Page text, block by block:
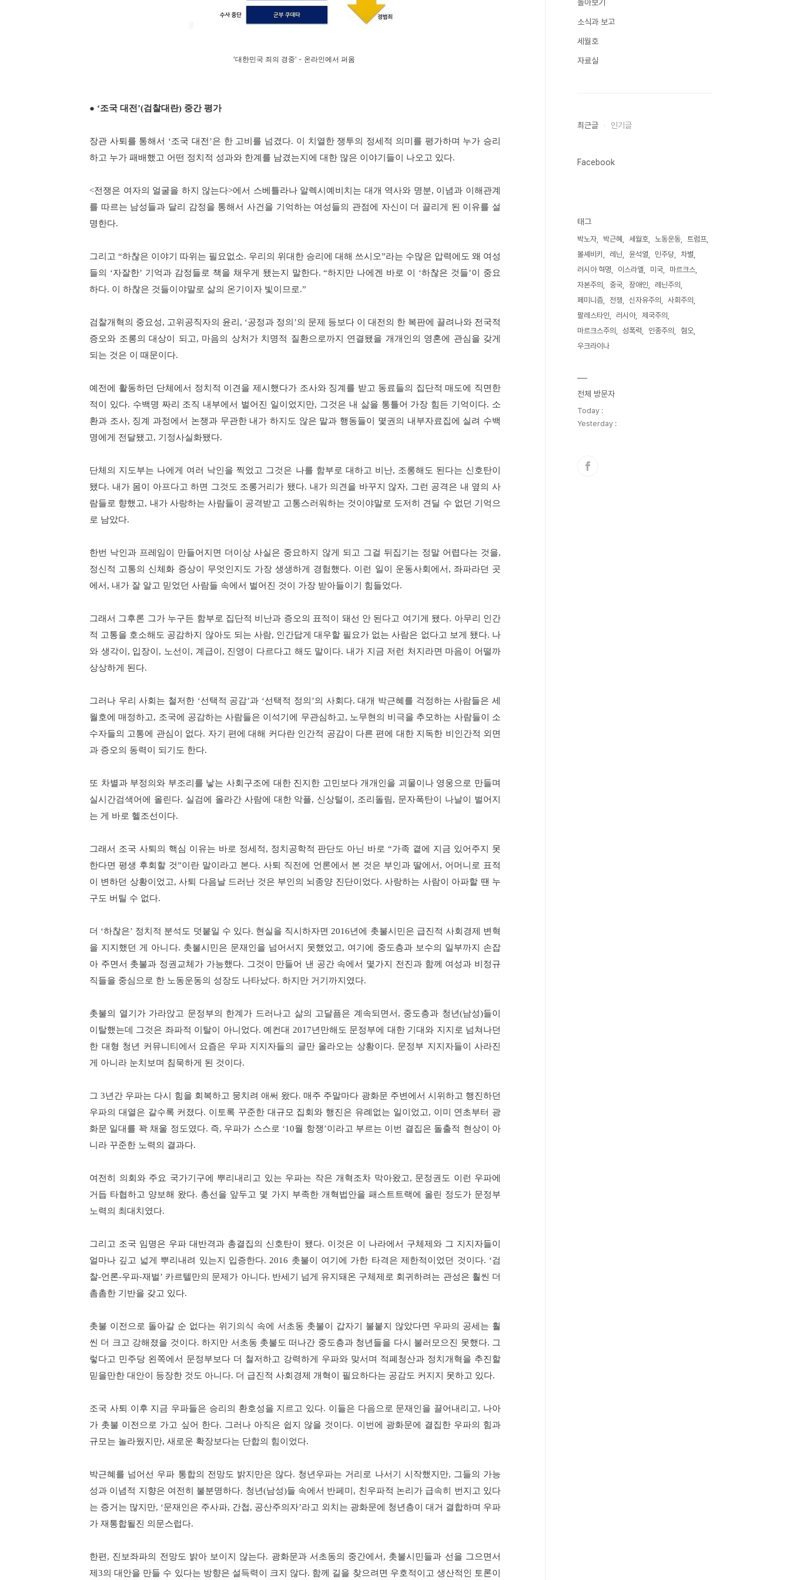
'대한민국 죄의 경중' - 온라인에서 퍼옴
● ‘조국 대전 ’(검찰대란) 중간 평가
장관 사퇴를 통해서 ‘조국 대전 ’은 한 고비를 넘겼다. 이 치열한 쟁투의 정세적 의미를 평가하며 누가 승리
하고 누가 패배했고 어떤 정치적 성과와 한계를 남겼는지에 대한 많은 이야기들이 나오고 있다.
<전쟁은 여자의 얼굴을 하지 않는다>에서 스베틀라나 알렉시예비치는 대개 역사와 명분, 이념과 이해관계
를 따르는 남성들과 달리 감정을 통해서 사건을 기억하는 여성들의 관점에 자신이 더 끌리게 된 이유를 설
명한다.
그리고 “하찮은 이야기 따위는 필요없소. 우리의 위대한 승리에 대해 쓰시오”라는 수많은 압력에도 왜 여성
들의 ‘자잘한’ 기억과 감정들로 책을 채우게 됐는지 말한다. “하지만 나에겐 바로 이 ‘하찮은 것들’이 중요
하다. 이 하찮은 것들이야말로 삶의 온기이자 빛이므로.”
검찰개혁의 중요성, 고위공직자의 윤리 , ‘공정과 정의 ’의 문제 등보다 이 대전의 한 복판에 끌려나와 전국적
증오와 조롱의 대상이 되고, 마음의 상처가 치명적 질환으로까지 연결됐을 개개인의 영혼에 관심을 갖게
되는 것은 이 때문이다.
예전에 활동하던 단체에서 정치적 이견을 제시했다가 조사와 징계를 받고 동료들의 집단적 매도에 직면한
적이 있다. 수백명 짜리 조직 내부에서 벌어진 일이었지만, 그것은 내 삶을 통틀어 가장 힘든 기억이다. 소
환과 조사, 징계 과정에서 논쟁과 무관한 내가 하지도 않은 말과 행동들이 몇권의 내부자료집에 실려 수백
명에게 전달됐고, 기정사실화됐다.
단체의 지도부는 나에게 여러 낙인을 찍었고 그것은 나를 함부로 대하고 비난, 조롱해도 된다는 신호탄이
됐다. 내가 몸이 아프다고 하면 그것도 조롱거리가 됐다. 내가 의견을 바꾸지 않자, 그런 공격은 내 옆의 사
람들로 향했고, 내가 사랑하는 사람들이 공격받고 고통스러워하는 것이야말로 도저히 견딜 수 없던 기억으
로 남았다.
한번 낙인과 프레임이 만들어지면 더이상 사실은 중요하지 않게 되고 그걸 뒤집기는 정말 어렵다는 것을,
정신적 고통의 신체화 증상이 무엇인지도 가장 생생하게 경험했다. 이런 일이 운동사회에서 , 좌파라던 곳
에서 , 내가 잘 알고 믿었던 사람들 속에서 벌어진 것이 가장 받아들이기 힘들었다.
그래서 그후론 그가 누구든 함부로 집단적 비난과 증오의 표적이 돼선 안 된다고 여기게 됐다. 아무리 인간
적 고통을 호소해도 공감하지 않아도 되는 사람, 인간답게 대우할 필요가 없는 사람은 없다고 보게 됐다. 나
와 생각이 , 입장이 , 노선이 , 계급이 , 진영이 다르다고 해도 말이다. 내가 지금 저런 처지라면 마음이 어떨까
상상하게 된다.
그러나 우리 사회는 철저한 ‘선택적 공감’과 ‘선택적 정의 ’의 사회다.대개 박근혜를 걱정하는 사람들은 세
월호에 매정하고, 조국에 공감하는 사람들은 이석기에 무관심하고, 노무현의 비극을 추모하는 사람들이 소
수자들의 고통에 관심이 없다. 자기 편에 대해 커다란 인간적 공감이 다른 편에 대한 지독한 비인간적 외면
과 증오의 동력이 되기도 한다.
또 차별과 부정의와 부조리를 낳는 사회구조에 대한 진지한 고민보다 개개인을 괴물이나 영웅으로 만들며
실시간검색어에 올린다. 실검에 올라간 사람에 대한 악플, 신상털이 , 조리돌림, 문자폭탄이 나날이 벌어지
는 게 바로 헬조선이다.
그래서 조국 사퇴의 핵심 이유는 바로 정세적, 정치공학적 판단도 아닌 바로“가족 곁에 지금 있어주지 못
한다면 평생 후회할 것”이란 말이라고 본다. 사퇴 직전에 언론에서 본 것은 부인과 딸에서 , 어머니로 표적
이 변하던 상황이었고,사퇴 다음날 드러난 것은 부인의 뇌종양 진단이었다.사랑하는 사람이 아파할 땐 누
구도 버틸 수 없다.
더 ‘하찮은’ 정치적 분석도 덧붙일 수 있다. 현실을 직시하자면 2016년에 촛불시민은 급진적 사회경제 변혁
을 지지했던 게 아니다. 촛불시민은 문재인을 넘어서지 못했었고, 여기에 중도층과 보수의 일부까지 손잡
아 주면서 촛불과 정권교체가 가능했다. 그것이 만들어 낸 공간 속에서 몇가지 전진과 함께 여성과 비정규
직들을 중심으로 한 노동운동의 성장도 나타났다. 하지만 거기까지였다.
촛불의 열기가 가라앉고 문정부의 한계가 드러나고 삶의 고달픔은 계속되면서 , 중도층과 청년(남성)들이
이탈했는데 그것은 좌파적 이탈이 아니었다. 예컨대 2017년만해도 문정부에 대한 기대와 지지로 넘쳐나던
한 대형 청년 커뮤니티에서 요즘은 우파 지지자들의 글만 올라오는 상황이다. 문정부 지지자들이 사라진
게 아니라 눈치보며 침묵하게 된 것이다.
그3년간 우파는 다시 힘을 회복하고 뭉치려 애써 왔다. 매주 주말마다 광화문 주변에서 시위하고 행진하던
우파의 대열은 갈수록 커졌다. 이토록 꾸준한 대규모 집회와 행진은 유례없는 일이었고, 이미 연초부터 광
화문 일대를 꽉 채울 정도였다. 즉, 우파가 스스로 ‘10월 항쟁’이라고 부르는 이번 결집은 돌출적 현상이 아
니라 꾸준한 노력의 결과다.
여전히 의회와 주요 국가기구에 뿌리내리고 있는 우파는 작은 개혁조차 막아왔고, 문정권도 이런 우파에
거듭 타협하고 양보해 왔다. 총선을 앞두고 몇 가지 부족한 개혁법안을 패스트트랙에 올린 정도가 문정부
노력의 최대치였다.
그리고 조국 임명은 우파 대반격과 총결집의 신호탄이 됐다. 이것은 이 나라에서 구체제와 그 지지자들이
얼마나 깊고 넓게 뿌리내려 있는지 입증한다. 2016 촛불이 여기에 가한 타격은 제한적이었던 것이다. ‘검
찰-언론-우파-재벌’ 카르텔만의 문제가 아니다. 반세기 넘게 유지돼온 구체제로 회귀하려는 관성은 훨씬 더
촘촘한 기반을 갖고 있다.
촛불 이전으로 돌아갈 순 없다는 위기의식 속에 서초동 촛불이 갑자기 불붙지 않았다면 우파의 공세는 훨
씬 더 크고 강해졌을 것이다.하지만 서초동 촛불도 떠나간 중도층과 청년들을 다시 불러모으진 못했다. 그
렇다고 민주당 왼쪽에서 문정부보다 더 철저하고 강력하게 우파와 맞서며 적폐청산과 정치개혁을 추진할
믿을만한 대안이 등장한 것도 아니다. 더 급진적 사회경제 개혁이 필요하다는 공감도 커지지 못하고 있다.
조국 사퇴 이후 지금 우파들은 승리의 환호성을 지르고 있다. 이들은 다음으로 문재인을 끌어내리고, 나아
가 촛불 이전으로 가고 싶어 한다. 그러나 아직은 쉽지 않을 것이다. 이번에 광화문에 결집한 우파의 힘과
규모는 놀라웠지만, 새로운 확장보다는 단합의 힘이었다.
박근혜를 넘어선 우파 통합의 전망도 밝지만은 않다. 청년우파는 거리로 나서기 시작했지만, 그들의 가능
성과 이념적 지향은 여전히 불분명하다. 청년(남성)들 속에서 반페미 , 친우파적 논리가 급속히 번지고 있다
는 증거는 많지만, ‘문재인은 주사파, 간첩, 공산주의자’라고 외치는 광화문에 청년층이 대거 결합하며 우파
가 재통합될진 의문스럽다.
한편 , 진보좌파의 전망도 밝아 보이지 않는다. 광화문과 서초동의 중간에서 , 촛불시민들과 선을 그으면서
제 3의 대안을 만들 수 있다는 방향은 설득력이 크지 않다. 함께 길을 찾으려면 우호적이고 생산적인 토론이
돌아보기
소식과 보고
세월호
자료실
최근글 인기글
Facebook
태그
박노자 박근혜 세월호 노동운동
트럼프
볼셰비키
레닌 윤석열 민주당
차별
러시아 혁명
이스라엘 미국
마르크스
자본주의
중국 장애인
레닌주의
페미니즘
전쟁 신자유주의
사회주의
팔레스타인
러시아
제국주의
마르크스주의
성폭력 인종주의
혐오
우크라이나
전체 방문자
Today :
Yesterday :